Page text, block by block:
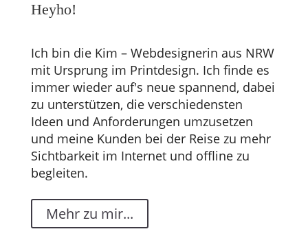
Heyho!
Ich bin die Kim – Webdesignerin aus NRW
mit Ursprung im Printdesign. Ich finde es
immer wieder auf's neue spannend, dabei
zu unterstützen, die verschiedensten
Ideen und Anforderungen umzusetzen
und meine Kunden bei der Reise zu mehr
Sichtbarkeit im Internet und offline zu
begleiten.
Mehr zu mir...